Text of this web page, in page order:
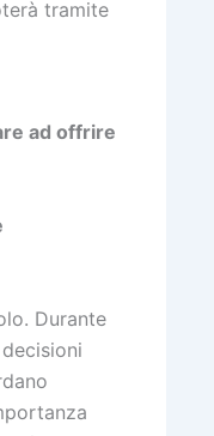
tramite
ad offrire
Durante